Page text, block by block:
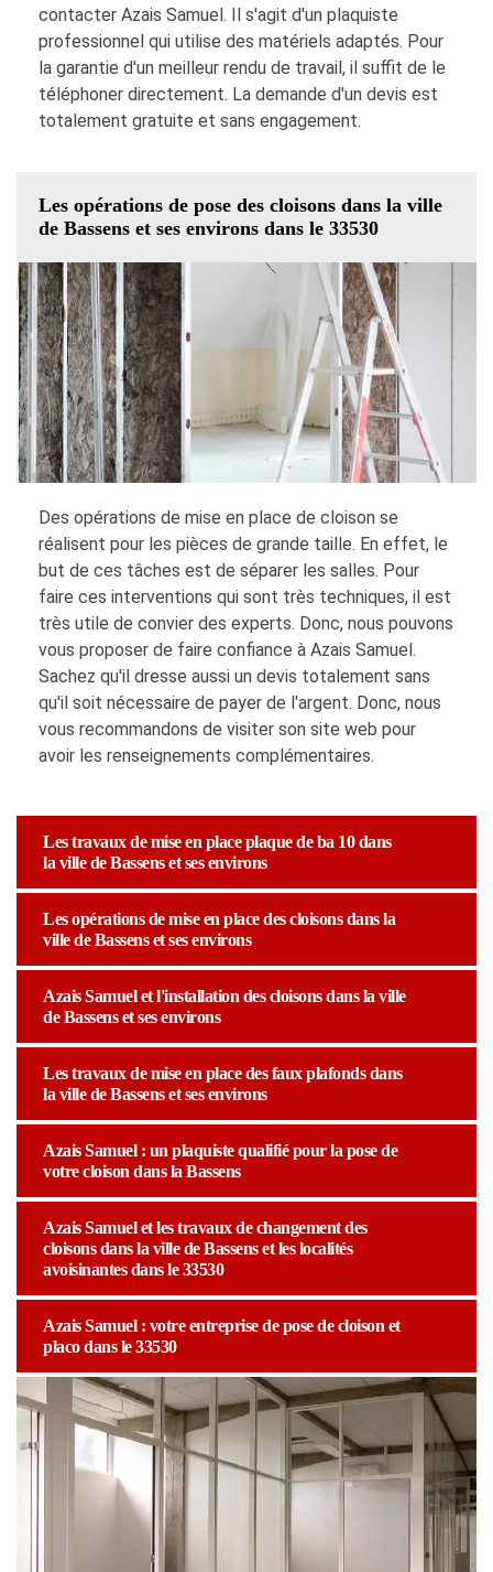
contacter Azais Samuel. Il s'agit d'un plaquiste
professionnel qui utilise des matériels adaptés. Pour
la garantie d'un meilleur rendu de travail, il suffit de le
téléphoner directement. La demande d'un devis est
totalement gratuite et sans engagement.
Les opérations de pose des cloisons dans la ville
de Bassens et ses environs dans le 33530
Des opérations de mise en place de cloison se
réalisent pour les pièces de grande taille. En effet, le
but de ces tâches est de séparer les salles. Pour
faire ces interventions qui sont très techniques, il est
très utile de convier des experts. Donc, nous pouvons
vous proposer de faire confiance à Azais Samuel.
Sachez qu'il dresse aussi un devis totalement sans
qu'il soit nécessaire de payer de l'argent. Donc, nous
vous recommandons de visiter son site web pour
avoir les renseignements complémentaires.
Les travaux de mise en place plaque de ba 10 dans
la ville de Bassens et ses environs
Les opérations de mise en place des cloisons dans la
ville de Bassens et ses environs
Azais Samuel et l'installation des cloisons dans la ville
de Bassens et ses environs
Les travaux de mise en place des faux plafonds dans
la ville de Bassens et ses environs
Azais Samuel : un plaquiste qualifié pour la pose de
votre cloison dans la Bassens
Azais Samuel et les travaux de changement des
cloisons dans la ville de Bassens et les localités
avoisinantes dans le 33530
Azais Samuel : votre entreprise de pose de cloison et
placo dans le 33530